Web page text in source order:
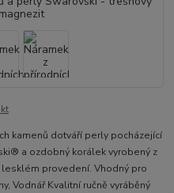
kamenů dotváří perly pocházející
a ozdobný korálek vyrobený z
provedení. Vhodný pro
Vodnář Kvalitní ručně vyráběný